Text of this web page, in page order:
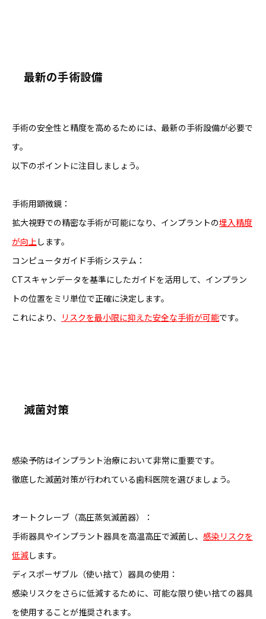
最新の手術設備
手術の安全性と精度を高めるためには、最新の手術設備が必要で
す。
以下のポイントに注目しましょう。
手術用顕微鏡：
拡大視野での精密な手術が可能になり、インプラントの埋入精度
が向上します。
コンピュータガイド手術システム：
CTスキャンデータを基準にしたガイドを活用して、インプラン
トの位置をミリ単位で正確に決定します。
これにより、 リスクを最小限に抑えた安全な手術が可能です。
滅菌対策
感染予防はインプラント治療において非常に重要です。
徹底した滅菌対策が行われている歯科医院を選びましょう。
オートクレーブ（高圧蒸気滅菌器）：
手術器具やインプラント器具を高温高圧で滅菌し、 感染リスクを
低減します。
ディスポーザブル（使い捨て）器具の使用：
感染リスクをさらに低減するために、可能な限り使い捨ての器具
を使用することが推奨されます。